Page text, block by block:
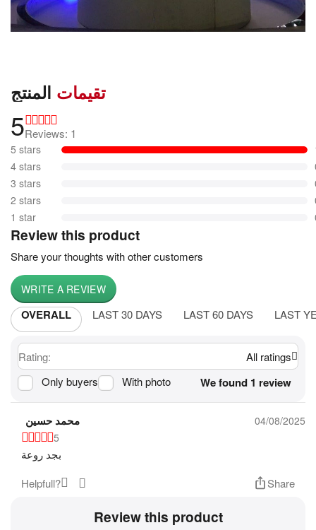
تقيمات المنتج
5Reviews: 1
5 stars
4 stars
3 stars
2 stars
1 star
Review this product
Share your thoughts with other customers
WRITE A REVIEW
OVERALL LAST 30 DAYS LAST 60 DAYS LAST
Rating:
All ratings
Only buyers
With photo We found 1 review
محمد حسين
04/08/2025
5
بجد روعة
Helpfull?
Share
Review this product